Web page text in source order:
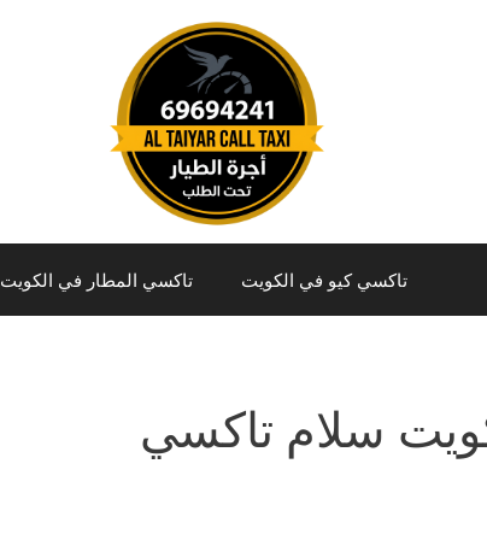
تاكسي كيو في الكويت تاكسي المطار في الكويت
سلام تاكسي